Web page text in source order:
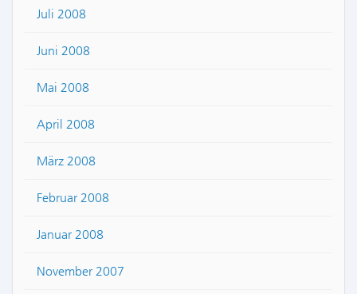
Juli 2008
Juni 2008
Mai 2008
April 2008
März 2008
Februar 2008
Januar 2008
November 2007